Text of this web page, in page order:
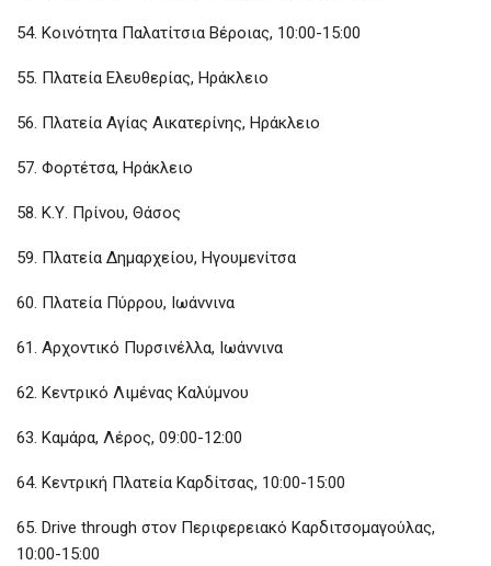
54. Κοινότητα Παλατίτσια Βέροιας, 10:00-15:00
55. Πλατεία Ελευθερίας, Ηράκλειο
56. Πλατεία Αγίας Αικατερίνης, Ηράκλειο
57. Φορτέτσα, Ηράκλειο
58. Κ.Υ. Πρίνου, Θάσος
59. Πλατεία Δημαρχείου, Ηγουμενίτσα
60. Πλατεία Πύρρου, Ιωάννινα
61. Αρχοντικό Πυρσινέλλα, Ιωάννινα
62. Κεντρικό Λιμένας Καλύμνου
63. Καμάρα, Λέρος, 09:00-12:00
64. Κεντρική Πλατεία Καρδίτσας, 10:00-15:00
65. Drive through στον Περιφερειακό Καρδιτσομαγούλας,
10:00-15:00